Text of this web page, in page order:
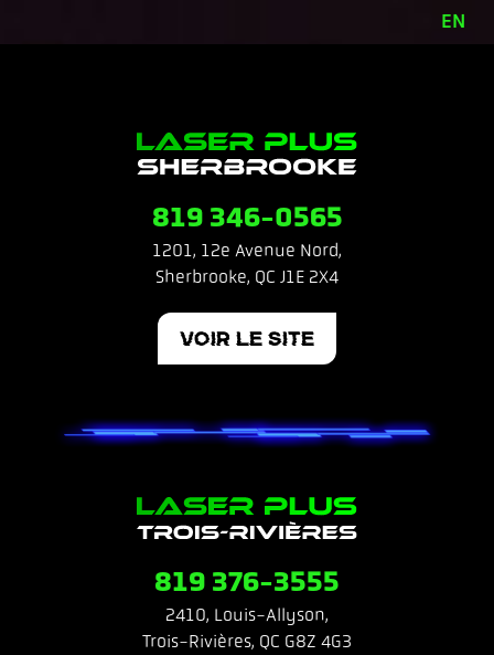
819 346-0565
1201, 12e Avenue Nord,
Sherbrooke, QC J1E 2X4
VOIR LE SITE
819 376-3555
2410, Louis-Allyson,
Trois-Rivières, QC G8Z 4G3